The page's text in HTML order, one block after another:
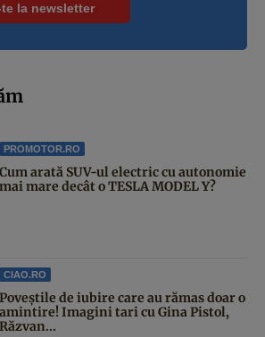
PROMOTOR.RO
Cum arată SUV-ul electric cu autonomie
mai mare decât o TESLA MODEL Y?
CIAO.RO
Poveştile de iubire care au rămas doar o
amintire! Imagini tari cu Gina Pistol,
Răzvan...